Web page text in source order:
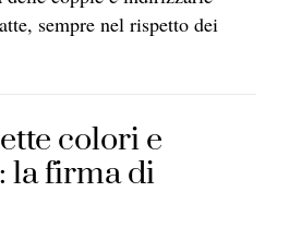
sempre nel rispetto dei
colori e
la firma di